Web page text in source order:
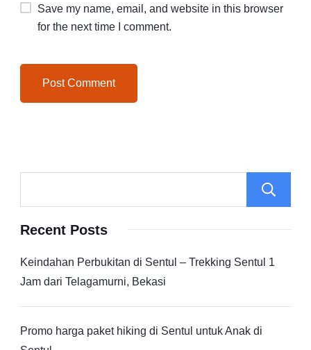
Save my name, email, and website in this browser
for the next time I comment.
Recent Posts
Keindahan Perbukitan di Sentul – Trekking Sentul 1
Jam dari Telagamurni, Bekasi
Promo harga paket hiking di Sentul untuk Anak di